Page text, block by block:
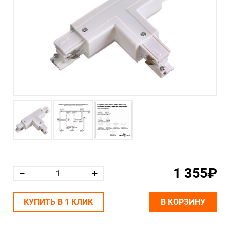
1 355₽
КУПИТЬ В 1 КЛИК В КОРЗИНУ